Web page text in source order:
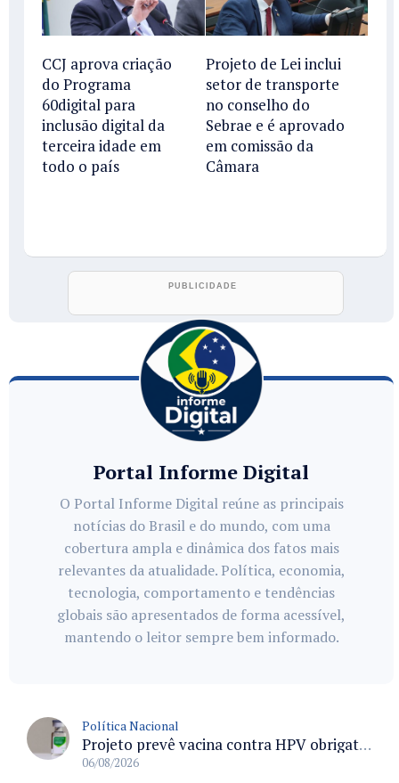
CCJ aprova criação
do Programa
60digital para
inclusão digital da
terceira idade em
todo o país
Projeto de Lei inclui
setor de transporte
no conselho do
Sebrae e é aprovado
em comissão da
Câmara
Portal Informe Digital
O Portal Informe Digital reúne as principais
notícias do Brasil e do mundo, com uma
cobertura ampla e dinâmica dos fatos mais
relevantes da atualidade. Política, economia,
tecnologia, comportamento e tendências
globais são apresentados de forma acessível,
mantendo o leitor sempre bem informado.
Política Nacional
Projeto prevê vacina contra HPV obrigatória e testes moleculares para rastreamento do câncer do colo do útero
06/08/2026